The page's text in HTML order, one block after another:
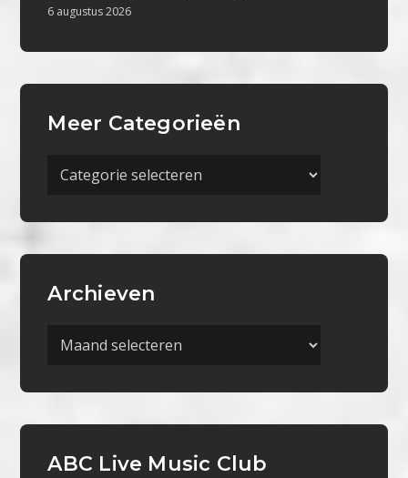
6 augustus 2026
Meer Categorieën
Meer
Archieven
Archieven
ABC Live Music Club